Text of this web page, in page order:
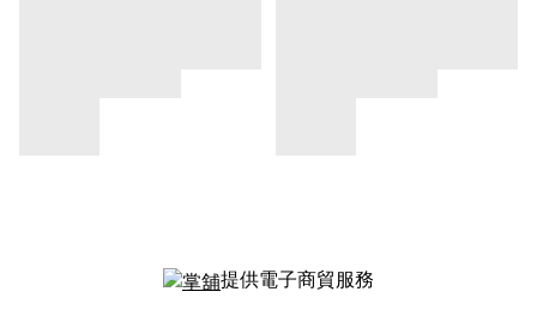
提供電子商貿服務